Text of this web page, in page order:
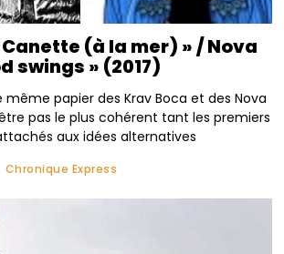
(à la mer) » / Nova
swings » (2017)
même papier des Krav Boca et des Nova
pas le plus cohérent tant les premiers
aux idées alternatives
Chronique Express